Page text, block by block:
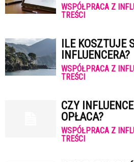
WSPÓŁPRACA Z
TREŚCI
ILE KOSZTUJE
INFLUENCERA?
WSPÓŁPRACA Z
TREŚCI
CZY
OPŁACA?
WSPÓŁPRACA Z
TREŚCI